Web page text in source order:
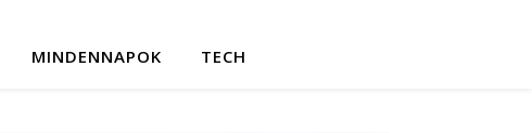
MINDENNAPOK TECH